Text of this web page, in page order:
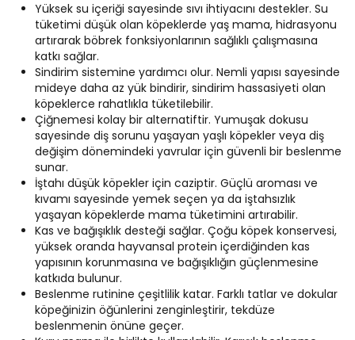
Yüksek su içeriği sayesinde sıvı ihtiyacını destekler. Su
tüketimi düşük olan köpeklerde yaş mama, hidrasyonu
artırarak böbrek fonksiyonlarının sağlıklı çalışmasına
katkı sağlar.
Sindirim sistemine yardımcı olur. Nemli yapısı sayesinde
mideye daha az yük bindirir, sindirim hassasiyeti olan
köpeklerce rahatlıkla tüketilebilir.
Çiğnemesi kolay bir alternatiftir. Yumuşak dokusu
sayesinde diş sorunu yaşayan yaşlı köpekler veya diş
değişim dönemindeki yavrular için güvenli bir beslenme
sunar.
İştahı düşük köpekler için caziptir. Güçlü aroması ve
kıvamı sayesinde yemek seçen ya da iştahsızlık
yaşayan köpeklerde mama tüketimini artırabilir.
Kas ve bağışıklık desteği sağlar. Çoğu köpek konservesi,
yüksek oranda hayvansal protein içerdiğinden kas
yapısının korunmasına ve bağışıklığın güçlenmesine
katkıda bulunur.
Beslenme rutinine çeşitlilik katar. Farklı tatlar ve dokular
köpeğinizin öğünlerini zenginleştirir, tekdüze
beslenmenin önüne geçer.